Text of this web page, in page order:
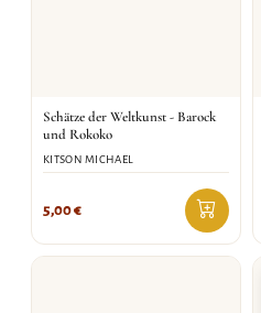
Schätze der Weltkunst - Barock
und Rokoko
KITSON MICHAEL
5,00€